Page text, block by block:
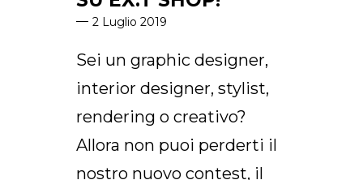
2 Luglio 2019
Sei un graphic designer,
interior designer, stylist,
rendering o creativo?
Allora non puoi perderti il
nostro nuovo contest, il